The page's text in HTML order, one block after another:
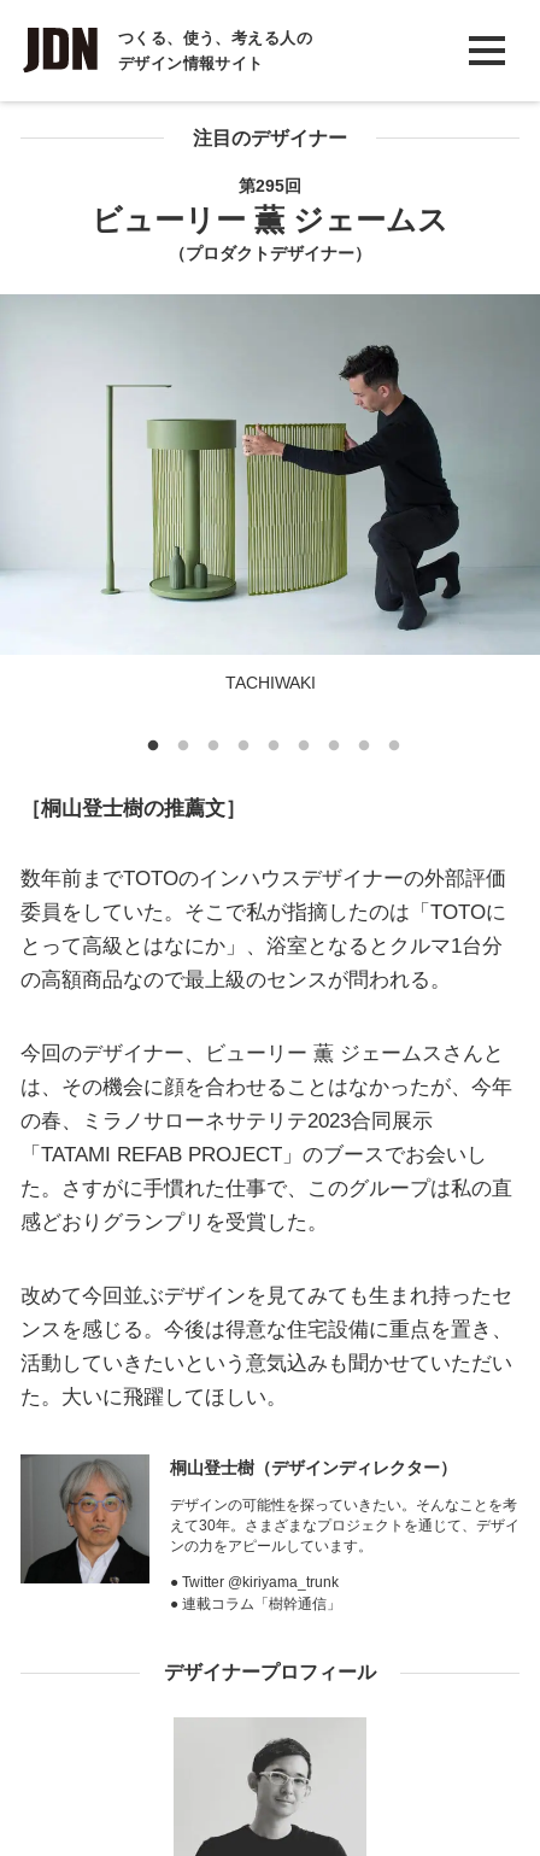
つくる、使う、考える人の
デザイン情報サイト
INTERVIEW
インタビュー
REPORT
COLUMN
注目のデザイナー
第295回
ビューリー 薫 ジェームス
（プロダクトデザイナー）
TACHIWAKI
［桐山登士樹の推薦文］
数年前までTOTOのインハウスデザイナーの外部評価
委員をしていた。そこで私が指摘したのは「TOTOに
とって高級とはなにか」、浴室となるとクルマ1台分
の高額商品なので最上級のセンスが問われる。
今回のデザイナー、ビューリー 薫 ジェームスさんと
は、その機会に顔を合わせることはなかったが、今年
の春、ミラノサローネサテリテ2023合同展示
「TATAMI REFAB PROJECT」のブースでお会いし
た。さすがに手慣れた仕事で、このグループは私の直
感どおりグランプリを受賞した。
改めて今回並ぶデザインを見てみても生まれ持ったセ
ンスを感じる。今後は得意な住宅設備に重点を置き、
活動していきたいという意気込みも聞かせていただい
た。大いに飛躍してほしい。
桐山登士樹（デザインディレクター）
デザインの可能性を探っていきたい。そんなことを考
えて30年。さまざまなプロジェクトを通じて、デザイ
ンの力をアピールしています。
● Twitter @kiriyama_trunk
● 連載コラム「樹幹通信」
デザイナープロフィール